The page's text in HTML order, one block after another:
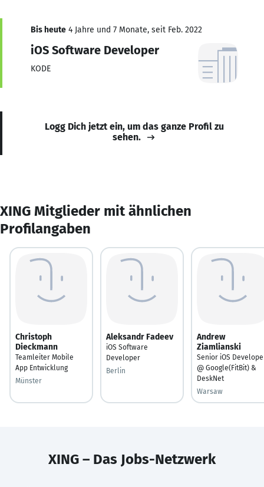
Bis heute 4 Jahre und 7 Monate, seit Feb. 2022
iOS Software Developer
KODE
Logg Dich jetzt ein, um das ganze Profil zu
sehen.
XING Mitglieder mit ähnlichen
Profilangaben
Christoph
Dieckmann
Teamleiter Mobile
App Entwicklung
Münster
Aleksandr Fadeev
iOS Software
Developer
Berlin
Andrew
Ziamlianski
Senior iOS
@ Google(FitBit) &
DeskNet
Warsaw
XING – Das Jobs-Netzwerk